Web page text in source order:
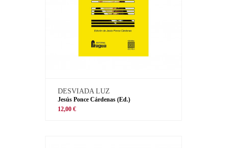
DESVIADA LUZ
Jesús Ponce Cárdenas (Ed.)
12,00 €